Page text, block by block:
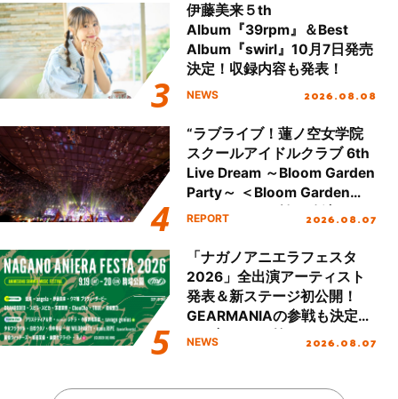
伊藤美来５th
Album『39rpm』＆Best
Album『swirl』10月7日発売
決定！収録内容も発表！
NEWS 2026.08.08
“ラブライブ！蓮ノ空女学院
スクールアイドルクラブ 6th
Live Dream ～Bloom Garden
Party～ ＜Bloom Garden
Party Stage／埼玉公演＞”
REPORT 2026.08.07
「ナガノアニエラフェスタ
2026」全出演アーティスト
発表＆新ステージ初公開！
GEARMANIAの参戦も決定
し、初となる第3ステージの
NEWS 2026.08.07